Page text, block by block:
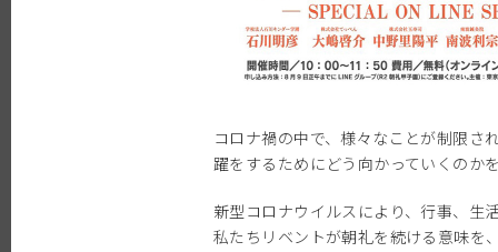
コロナ禍の中で、様々なことが制限さ
躍をするためにどう向かっていくのか
新型コロナウイルスにより、行事、生
私たちリベントが朝礼を続ける意味を